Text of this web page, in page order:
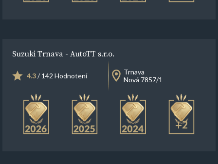
Suzuki Trnava - AutoTT s.r.o.
4.3/ 142 Hodnotení
Trnava
Nová 7857/1
+2